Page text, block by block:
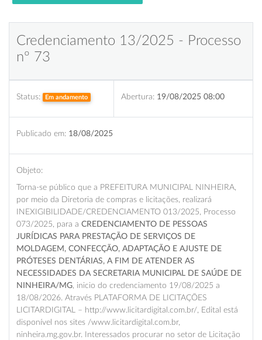
Credenciamento 13/2025 - Processo
nº 73
Status: Em andamento Abertura: 19/08/2025 08:00
Publicado em: 18/08/2025
Objeto:
Torna-se público que a PREFEITURA MUNICIPAL NINHEIRA,
por meio da Diretoria de compras e licitações, realizará
INEXIGIBILIDADE/CREDENCIAMENTO 013/2025, Processo
073/2025, para a CREDENCIAMENTO DE PESSOAS
JURÍDICAS PARA PRESTAÇÃO DE SERVIÇOS DE
MOLDAGEM, CONFECÇÃO, ADAPTAÇÃO E AJUSTE DE
PRÓTESES DENTÁRIAS, A FIM DE ATENDER AS
NECESSIDADES DA SECRETARIA MUNICIPAL DE SAÚDE DE
NINHEIRA/MG , inicio do credenciamento 19/08/2025 a
18/08/2026. Através PLATAFORMA DE LICITAÇÕES
LICITARDIGITAL – http://www.licitardigital.com.br/, Edital está
disponível nos sites /www.licitardigital.com.br,
ninheira.mg.gov.br. Interessados procurar no setor de Licitação